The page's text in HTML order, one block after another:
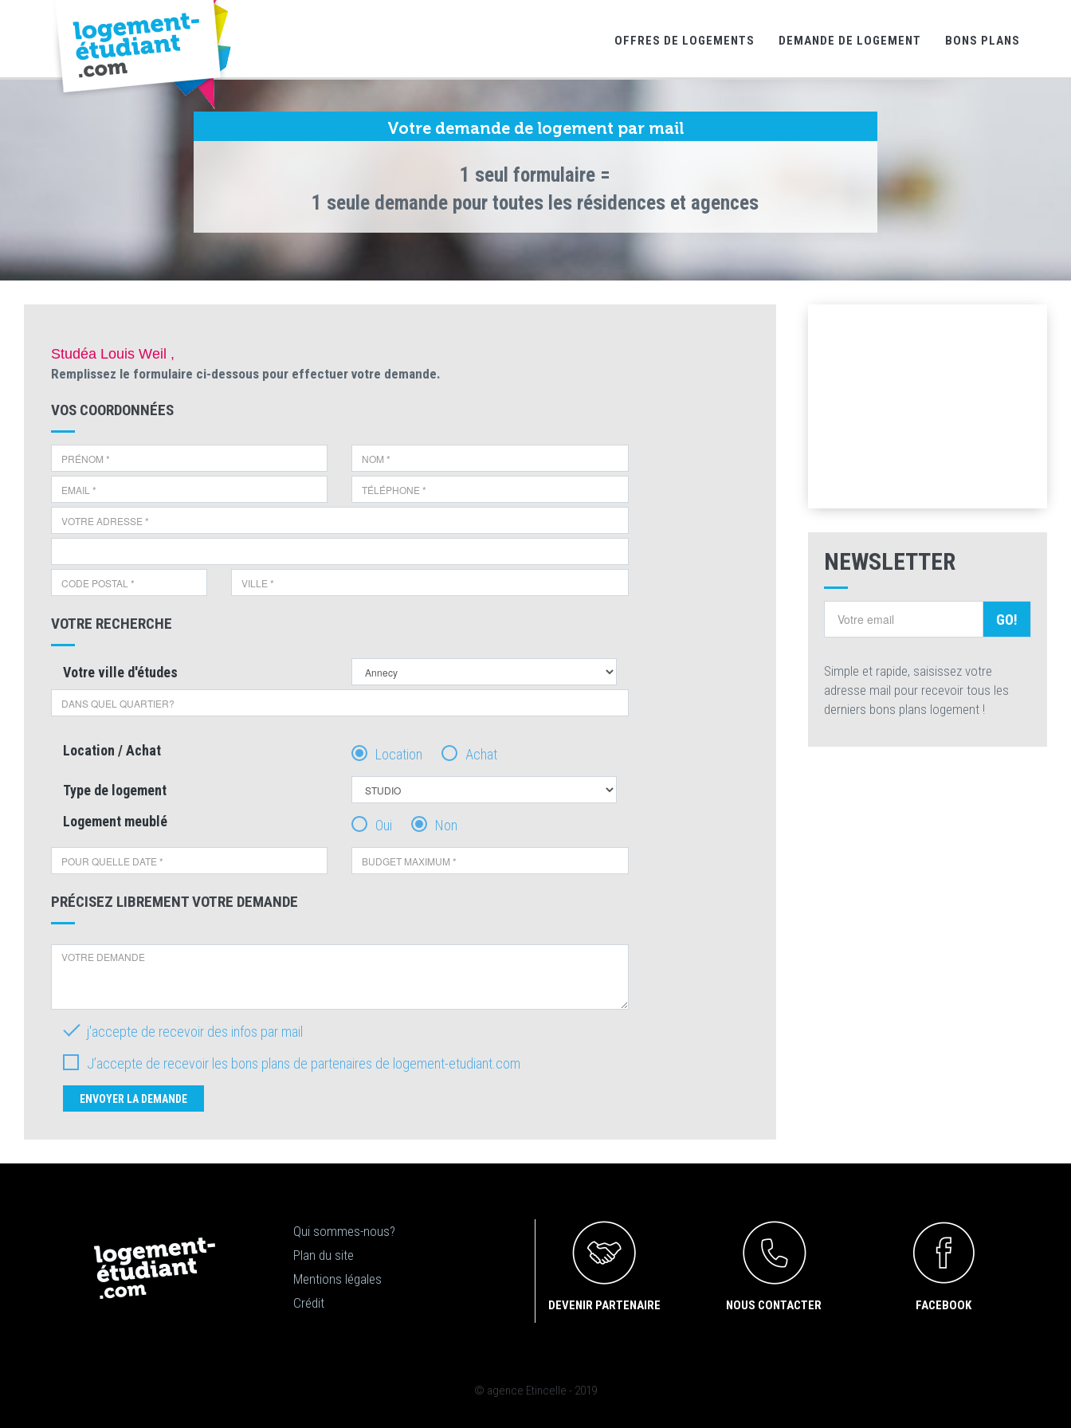
OFFRES DE LOGEMENTS DEMANDE DE LOGEMENT BONS PLANS
Votre demande de logement par mail
1 seul formulaire =
1 seule demande pour toutes les résidences et agences
NEWSLETTER
GO!
Simple et rapide, saisissez votre
adresse mail pour recevoir tous les
derniers bons plans logement !
Studéa Louis Weil ,
Remplissez le formulaire ci-dessous pour effectuer votre demande.
VOS COORDONNÉES
VOTRE RECHERCHE
Votre ville d'études
Location / Achat Location Achat
Type de logement
Logement meublé
Oui Non
PRÉCISEZ LIBREMENT VOTRE DEMANDE
j'accepte de recevoir des infos par mail
J’accepte de recevoir les bons plans de partenaires de logement-etudiant.com
ENVOYER LA DEMANDE
Qui sommes-nous?
Plan du site
Mentions légales
Crédit
DEVENIR PARTENAIRE NOUS CONTACTER FACEBOOK
© agence Etincelle - 2019